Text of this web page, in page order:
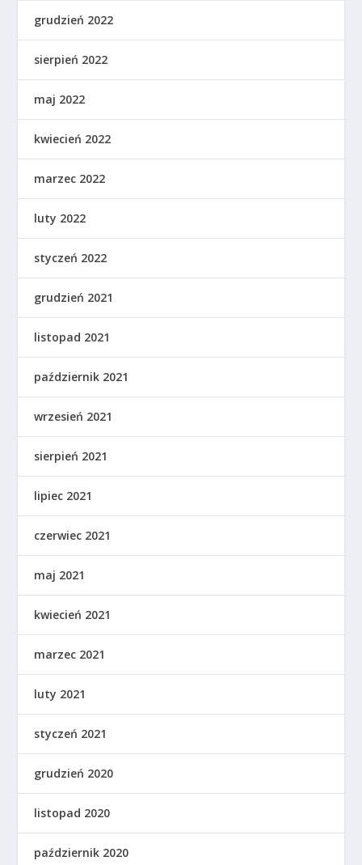
grudzień 2022
sierpień 2022
maj 2022
kwiecień 2022
marzec 2022
luty 2022
styczeń 2022
grudzień 2021
listopad 2021
październik 2021
wrzesień 2021
sierpień 2021
lipiec 2021
czerwiec 2021
maj 2021
kwiecień 2021
marzec 2021
luty 2021
styczeń 2021
grudzień 2020
listopad 2020
październik 2020